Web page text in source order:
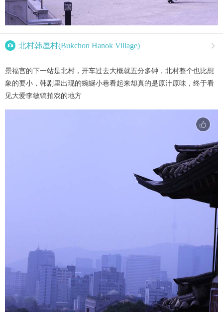
 北村韩屋村(Bukchon Hanok Village) 
景福宫的下一站是北村，开车过去大概就五分多钟，北村整个也比想
象的要小，韩剧里出现的蜿蜒小巷看起来却真的是原汁原味，终于看
见大爱李敏镐拍戏的地方